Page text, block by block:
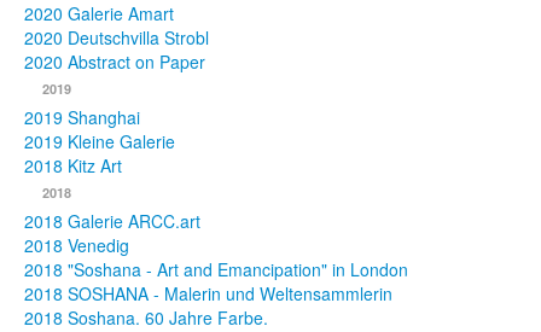
2020 Galerie Amart
2020 Deutschvilla Strobl
2020 Abstract on Paper
2019
2019 Shanghai
2019 Kleine Galerie
2018 Kitz Art
2018
2018 Galerie ARCC.art
2018 Venedig
2018 "Soshana - Art and Emancipation" in London
2018 SOSHANA - Malerin und Weltensammlerin
2018 Soshana. 60 Jahre Farbe.